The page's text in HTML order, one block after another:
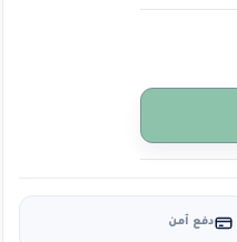
دفع آمن